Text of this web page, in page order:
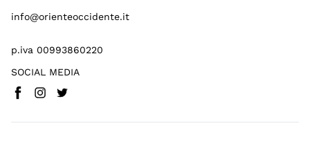
info@orienteoccidente.it
p.iva 00993860220
SOCIAL MEDIA
Facebook(
Instagram
Twitter